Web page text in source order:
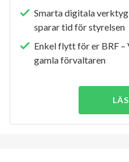
Smarta digitala
sparar tid för styrelsen
Enkel flytt för er BRF
gamla förvaltaren